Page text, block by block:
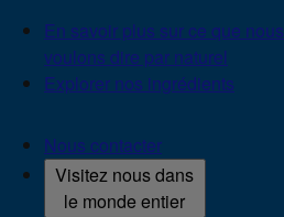
En savoir plus sur ce que nous
voulons dire par naturel
Explorer nos ingrédients
Nous contacter
Visitez nous dans
le monde entier